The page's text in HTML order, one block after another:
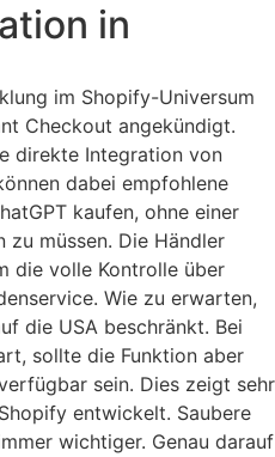
in
im Shopify-Universum
Checkout angekündigt.
direkte Integration von
dabei empfohlene
kaufen, ohne einer
müssen. Die Händler
die volle Kontrolle über
Wie zu erwarten,
die USA beschränkt. Bei
sollte die Funktion aber
sein. Dies zeigt sehr
entwickelt. Saubere
wichtiger. Genau darauf